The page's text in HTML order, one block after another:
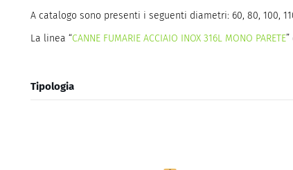
A catalogo sono presenti i seguenti diametri: 60, 80, 100,
La linea “CANNE FUMARIE ACCIAIO INOX 316L MONO PARETE
Tipologia